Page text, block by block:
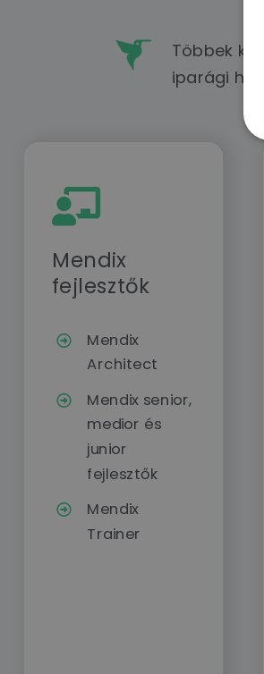
Többek
iparági
Mendix
fejlesztők
Mendix
Architect
Mendix senior,
medior és
junior
fejlesztők
Mendix
Trainer